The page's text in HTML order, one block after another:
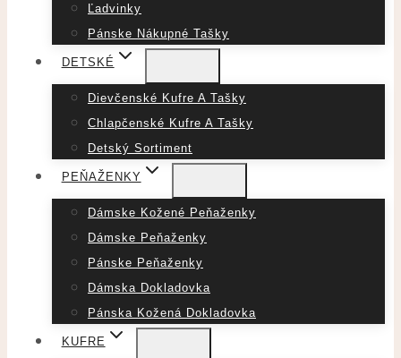
Ľadvinky
Pánske Nákupné Tašky
DETSKÉ
Dievčenské Kufre A Tašky
Chlapčenské Kufre A Tašky
Detský Sortiment
PEŇAŽENKY
Dámske Kožené Peňaženky
Dámske Peňaženky
Pánske Peňaženky
Dámska Dokladovka
Pánska Kožená Dokladovka
KUFRE